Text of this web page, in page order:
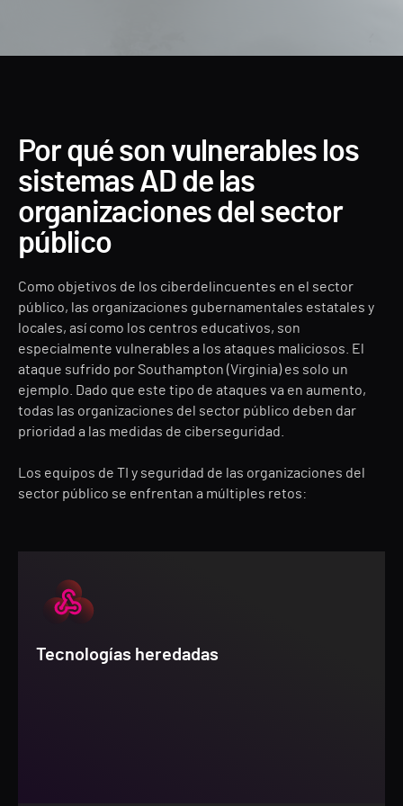
Por qué son vulnerables los
sistemas AD de las
organizaciones del sector
público
Como objetivos de los ciberdelincuentes en el sector
público, las organizaciones gubernamentales estatales y
locales, así como los centros educativos, son
especialmente vulnerables a los ataques maliciosos. El
ataque sufrido por Southampton (Virginia) es solo un
ejemplo. Dado que este tipo de ataques va en aumento,
todas las organizaciones del sector público deben dar
prioridad a las medidas de ciberseguridad.
Los equipos de TI y seguridad de las organizaciones del
sector público se enfrentan a múltiples retos:
Tecnologías heredadas